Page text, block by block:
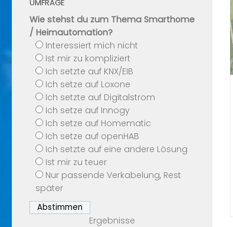
UMFRAGE
Wie stehst du zum Thema Smarthome
/ Heimautomation?
Interessiert mich nicht
Ist mir zu kompliziert
Ich setzte auf KNX/EIB
Ich setze auf Loxone
Ich setzte auf Digitalstrom
Ich setze auf Innogy
Ich setze auf Homematic
Ich setze auf openHAB
Ich setzte auf eine andere Lösung
Ist mir zu teuer
Nur passende Verkabelung, Rest
später
Ergebnisse